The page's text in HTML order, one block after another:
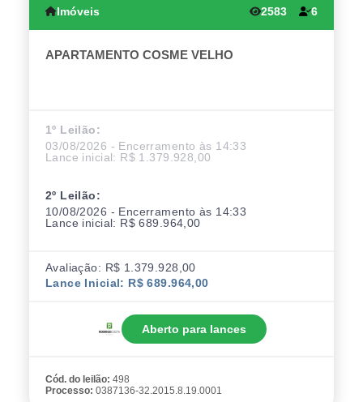
Imóveis 2583 6
APARTAMENTO COSME VELHO
1º Leilão:
03/08/2026 - Encerramento às 14:33
Lance inicial: R$ 1.379.928,00
2º Leilão:
10/08/2026 - Encerramento às 14:33
Lance inicial: R$ 689.964,00
Avaliação: R$ 1.379.928,00
Lance Inicial: R$ 689.964,00
Aberto para lances
Cód. do leilão: 498
Processo: 0387136-32.2015.8.19.0001